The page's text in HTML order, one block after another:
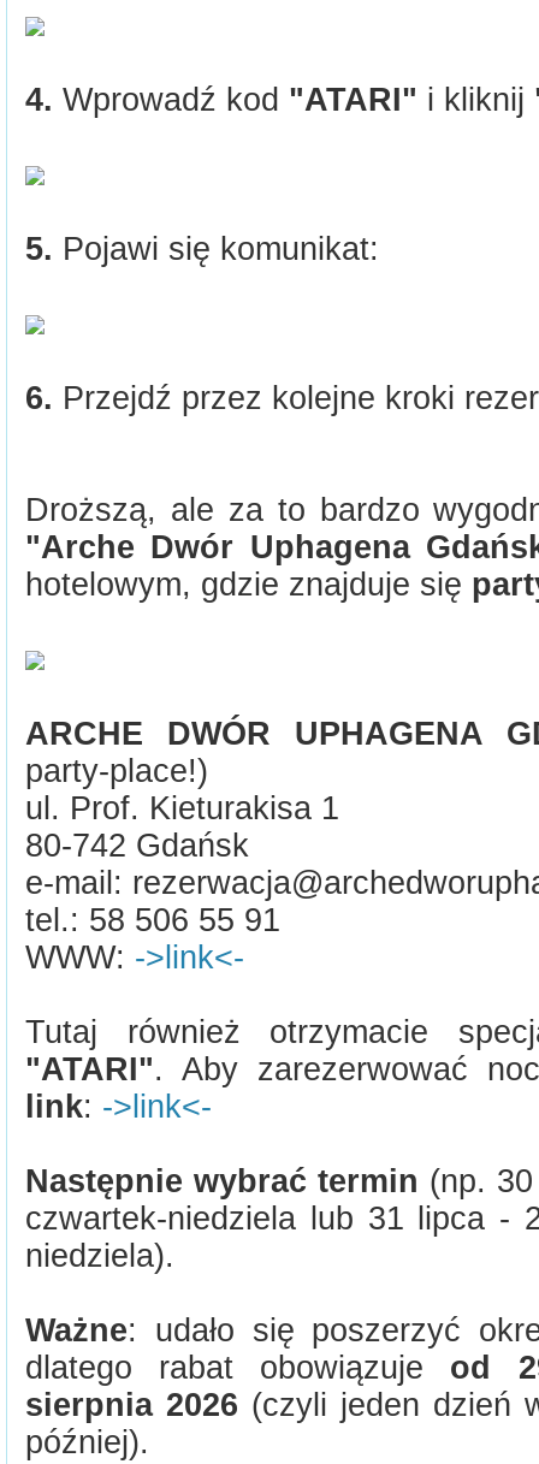
4. Wprowadź kod "ATARI" i kliknij
5. Pojawi się komunikat:
6. Przejdź przez kolejne kroki
Droższą, ale za to bardzo
"Arche Dwór Uphagena
hotelowym, gdzie znajduje się
ARCHE DWÓR UPHAGENA
party-place!)
ul. Prof. Kieturakisa 1
80-742 Gdańsk
e-mail:
tel.: 58 506 55 91
WWW: ->link<-
Tutaj również otrzymacie
"ATARI". Aby zarezerwować
link: ->link<-
Następnie wybrać termin (np.
czwartek-niedziela lub 31 lipca -
niedziela).
Ważne: udało się poszerzyć
dlatego rabat obowiązuje od
sierpnia 2026 (czyli jeden dzień
później).